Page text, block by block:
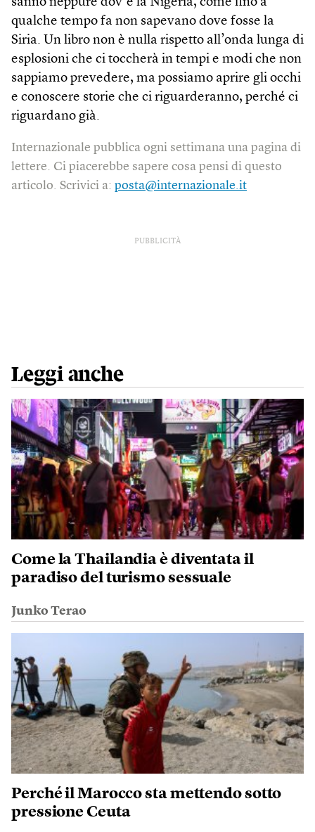
sanno neppure dov’è la Nigeria, come fino a
qualche tempo fa non sapevano dove fosse la
Siria. Un libro non è nulla rispetto all’onda lunga di
esplosioni che ci toccherà in tempi e modi che non
sappiamo prevedere, ma possiamo aprire gli occhi
e conoscere storie che ci riguarderanno, perché ci
riguardano già.
Internazionale pubblica ogni settimana una pagina di
lettere. Ci piacerebbe sapere cosa pensi di questo
articolo. Scrivici a: posta@internazionale.it
PUBBLICITÀ
Leggi anche
Come la Thailandia è diventata il
paradiso del turismo sessuale
Junko Terao
Perché il Marocco sta mettendo sotto
pressione Ceuta